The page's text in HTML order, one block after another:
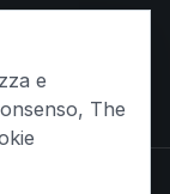
e
The